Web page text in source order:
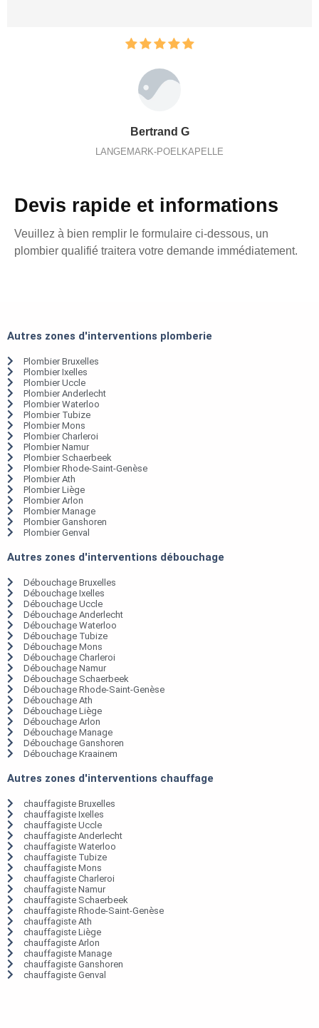
Bertrand G
LANGEMARK-POELKAPELLE
Devis rapide et informations
Veuillez à bien remplir le formulaire ci-dessous, un
plombier qualifié traitera votre demande immédiatement.
Autres zones d'interventions plomberie
Plombier Bruxelles
Plombier Ixelles
Plombier Uccle
Plombier Anderlecht
Plombier Waterloo
Plombier Tubize
Plombier Mons
Plombier Charleroi
Plombier Namur
Plombier Schaerbeek
Plombier Rhode-Saint-Genèse
Plombier Ath
Plombier Liège
Plombier Arlon
Plombier Manage
Plombier Ganshoren
Plombier Genval
Autres zones d'interventions débouchage
Débouchage Bruxelles
Débouchage Ixelles
Débouchage Uccle
Débouchage Anderlecht
Débouchage Waterloo
Débouchage Tubize
Débouchage Mons
Débouchage Charleroi
Débouchage Namur
Débouchage Schaerbeek
Débouchage Rhode-Saint-Genèse
Débouchage Ath
Débouchage Liège
Débouchage Arlon
Débouchage Manage
Débouchage Ganshoren
Débouchage Kraainem
Autres zones d'interventions chauffage
chauffagiste Bruxelles
chauffagiste Ixelles
chauffagiste Uccle
chauffagiste Anderlecht
chauffagiste Waterloo
chauffagiste Tubize
chauffagiste Mons
chauffagiste Charleroi
chauffagiste Namur
chauffagiste Schaerbeek
chauffagiste Rhode-Saint-Genèse
chauffagiste Ath
chauffagiste Liège
chauffagiste Arlon
chauffagiste Manage
chauffagiste Ganshoren
chauffagiste Genval